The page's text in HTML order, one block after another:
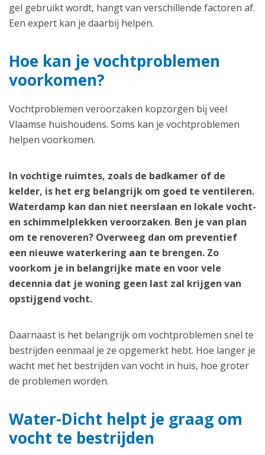
gel gebruikt wordt, hangt van verschillende factoren af.
Een expert kan je daarbij helpen.
Hoe kan je vochtproblemen
voorkomen?
Vochtproblemen veroorzaken kopzorgen bij veel
Vlaamse huishoudens. Soms kan je vochtproblemen
helpen voorkomen.
In vochtige ruimtes, zoals de badkamer of de
kelder, is het erg belangrijk om goed te ventileren.
Waterdamp kan dan niet neerslaan en lokale vocht-
en schimmelplekken veroorzaken. Ben je van plan
om te renoveren? Overweeg dan om preventief
een nieuwe waterkering aan te brengen. Zo
voorkom je in belangrijke mate en voor vele
decennia dat je woning geen last zal krijgen van
opstijgend vocht.
Daarnaast is het belangrijk om vochtproblemen snel te
bestrijden eenmaal je ze opgemerkt hebt. Hoe langer je
wacht met het bestrijden van vocht in huis, hoe groter
de problemen worden.
Water-Dicht helpt je graag om
vocht te bestrijden